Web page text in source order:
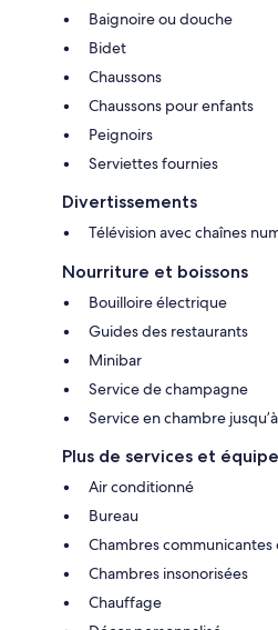
Baignoire ou douche
Bidet
Chaussons
Chaussons pour enfants
Peignoirs
Serviettes fournies
Divertissements
Télévision avec chaînes
Nourriture et boissons
Bouilloire électrique
Guides des restaurants
Minibar
Service de champagne
Service en chambre
Plus de services et
Air conditionné
Bureau
Chambres
Chambres insonorisées
Chauffage